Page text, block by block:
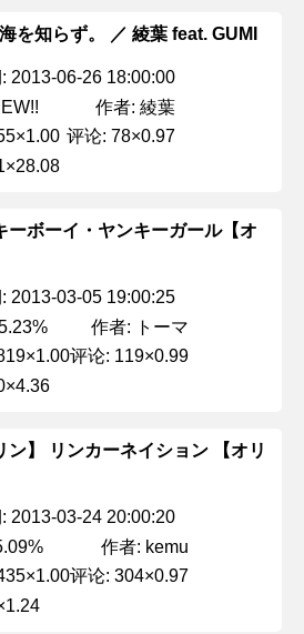
を知らず。 ／ 綾葉 feat. GUMI
2013-06-26 18:00:00
作者: 綾葉
评论: 78×0.97
ーボーイ・ヤンキーガール【オ
2013-03-05 19:00:25
作者: トーマ
评论: 119×0.99
ン】 リンカーネイション 【オリ
2013-03-24 20:00:20
作者: kemu
评论: 304×0.97